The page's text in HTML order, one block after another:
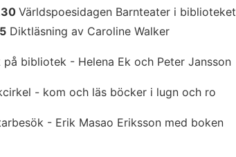
Världspoesidagen Barnteater i biblioteket
Diktläsning av Caroline Walker
på bibliotek - Helena Ek och Peter Jansson
- kom och läs böcker i lugn och ro
- Erik Masao Eriksson med boken